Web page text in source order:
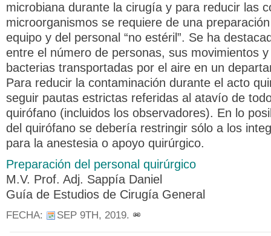
microbiana durante la cirugía y para reducir las
microorganismos se requiere de una
equipo y del personal “no estéril”. Se ha
entre el número de personas, sus movimientos
bacterias transportadas por el aire en un
Para reducir la contaminación durante el acto
seguir pautas estrictas referidas al atavío de
quirófano (incluidos los observadores). En lo
del quirófano se debería restringir sólo a los
para la anestesia o apoyo quirúrgico.
Preparación del personal quirúrgico
M.V. Prof. Adj. Sappía Daniel
Guía de Estudios de Cirugía General
FECHA: SEP 9TH, 2019.